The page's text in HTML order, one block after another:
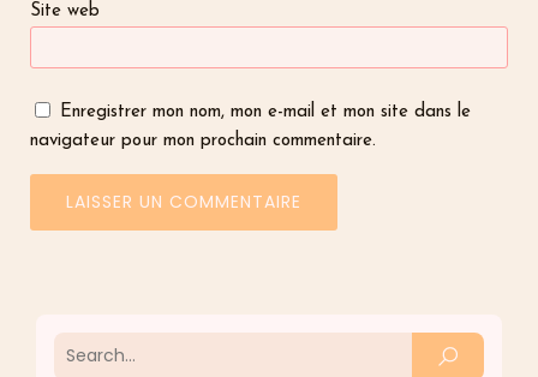
Site web
Enregistrer mon nom, mon e-mail et mon site dans le
navigateur pour mon prochain commentaire.